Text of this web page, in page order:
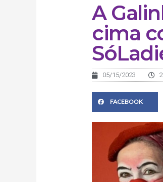
A
cima
05/15/2023
FACEBOOK